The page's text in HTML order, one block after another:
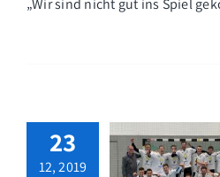
„Wir sind nicht gut ins Spiel
23
12, 2019